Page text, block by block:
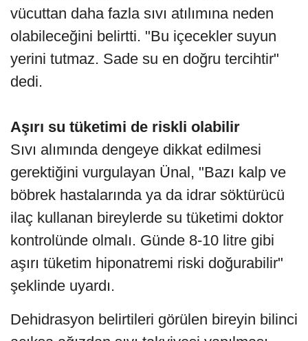
vücuttan daha fazla sıvı atılımına neden
olabileceğini belirtti. "Bu içecekler suyun
yerini tutmaz. Sade su en doğru tercihtir"
dedi.
Aşırı su tüketimi de riskli olabilir
Sıvı alımında dengeye dikkat edilmesi
gerektiğini vurgulayan Ünal, "Bazı kalp ve
böbrek hastalarında ya da idrar söktürücü
ilaç kullanan bireylerde su tüketimi doktor
kontrolünde olmalı. Günde 8-10 litre gibi
aşırı tüketim hiponatremi riski doğurabilir"
şeklinde uyardı.
Dehidrasyon belirtileri görülen bireyin bilinci